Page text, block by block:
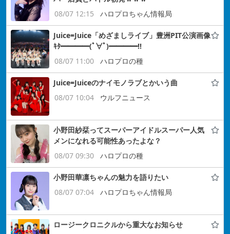
08/07 12:15
ハロプロちゃん情報局
Juice=Juice「めざましライブ」豊洲PIT公演画像
ｷﾀ━━━━(ﾟ∀ﾟ)━━━━!!
08/07 11:00
ハロプロの種
Juice=Juiceのナイモノラブとかいう曲
08/07 10:04
ウルフニュース
小野田紗栞ってスーパーアイドルスーパー人気
メンになれる可能性あったよな？
08/07 09:30
ハロプロの種
小野田華凛ちゃんの魅力を語りたい
08/07 07:04
ハロプロちゃん情報局
ロージークロニクルから重大なお知らせ